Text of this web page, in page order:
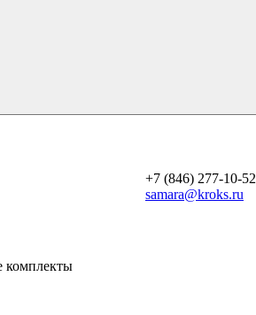
+7 (846) 277-10-52
samara@kroks.ru
комплекты